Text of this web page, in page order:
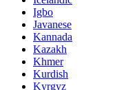
Igbo
Javanese
Kannada
Kazakh
Khmer
Kurdish
Kyrgyz